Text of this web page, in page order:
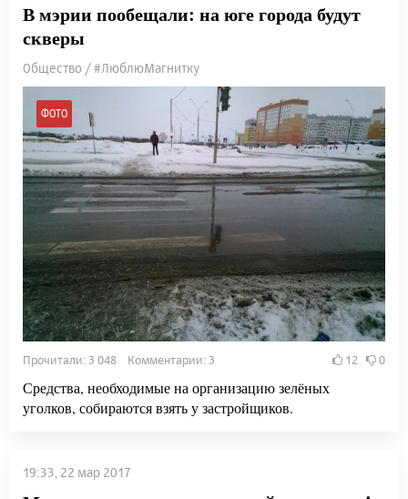
В мэрии пообещали: на юге города будут
скверы
Общество / #ЛюблюМагнитку
ФОТО
Прочитали: 3 048 Комментарии: 3 12 0
Средства, необходимые на организацию зелёных
уголков, собираются взять у застройщиков.
19:33, 22 мар 2017